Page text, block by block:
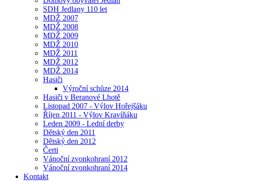
SDH Jedlany 110 let
MDŽ 2007
MDŽ 2008
MDŽ 2009
MDŽ 2010
MDŽ 2011
MDŽ 2012
MDŽ 2014
Hasiči
Výroční schůze 2014
Hasiči v Beranové Lhotě
Listopad 2007 - Výlov Hořejšáku
Říjen 2011 - Výlov Kravíňáku
Leden 2009 - Lední derby
Dětský den 2011
Dětský den 2012
Čerti
Vánoční zvonkohraní 2012
Vánoční zvonkohraní 2014
Kontakt